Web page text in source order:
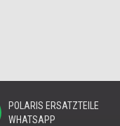
POLARIS ERSATZTEILE
WHATSAPP